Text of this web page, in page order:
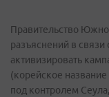
Правительство
разъяснений в
активизировать
(корейское
под контролем